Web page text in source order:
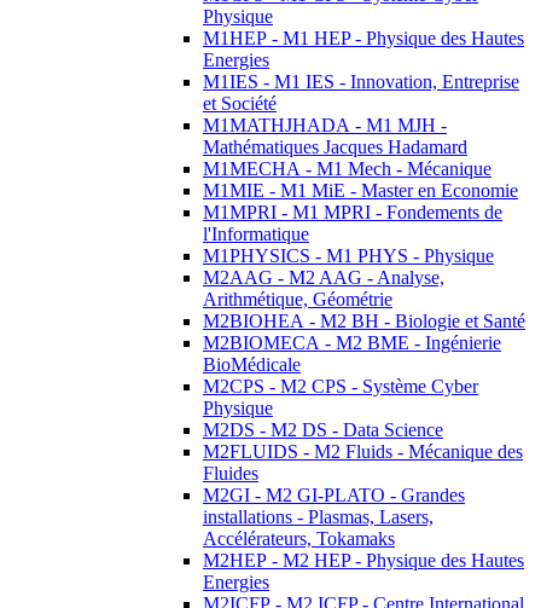
Physique
M1HEP - M1 HEP - Physique des Hautes
Energies
M1IES - M1 IES - Innovation, Entreprise
et Société
M1MATHJHADA - M1 MJH -
Mathématiques Jacques Hadamard
M1MECHA - M1 Mech - Mécanique
M1MIE - M1 MiE - Master en Economie
M1MPRI - M1 MPRI - Fondements de
l'Informatique
M1PHYSICS - M1 PHYS - Physique
M2AAG - M2 AAG - Analyse,
Arithmétique, Géométrie
M2BIOHEA - M2 BH - Biologie et Santé
M2BIOMECA - M2 BME - Ingénierie
BioMédicale
M2CPS - M2 CPS - Système Cyber
Physique
M2DS - M2 DS - Data Science
M2FLUIDS - M2 Fluids - Mécanique des
Fluides
M2GI - M2 GI-PLATO - Grandes
installations - Plasmas, Lasers,
Accélérateurs, Tokamaks
M2HEP - M2 HEP - Physique des Hautes
Energies
M2ICFP - M2 ICFP - Centre International